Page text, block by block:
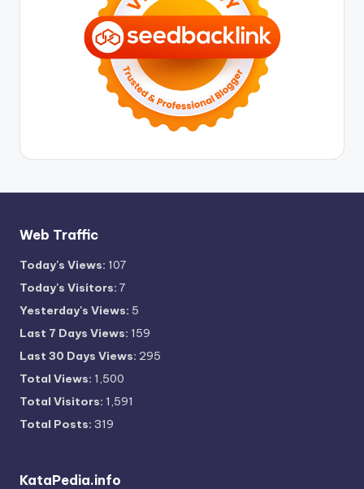
Web Traffic
Today's Views: 107
Today's Visitors: 7
Yesterday's Views: 5
Last 7 Days Views: 159
Last 30 Days Views: 295
Total Views: 1,500
Total Visitors: 1,591
Total Posts: 319
KataPedia.info